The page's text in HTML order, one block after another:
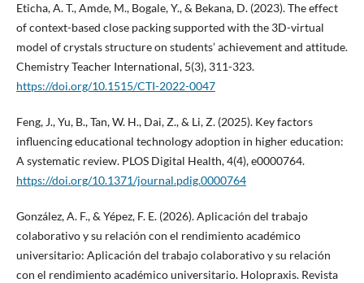
Eticha, A. T., Amde, M., Bogale, Y., & Bekana, D. (2023). The effect
of context-based close packing supported with the 3D-virtual
model of crystals structure on students’ achievement and attitude.
Chemistry Teacher International, 5(3), 311-323.
https://doi.org/10.1515/CTI-2022-0047
Feng, J., Yu, B., Tan, W. H., Dai, Z., & Li, Z. (2025). Key factors
influencing educational technology adoption in higher education:
A systematic review. PLOS Digital Health, 4(4), e0000764.
https://doi.org/10.1371/journal.pdig.0000764
González, A. F., & Yépez, F. E. (2026). Aplicación del trabajo
colaborativo y su relación con el rendimiento académico
universitario: Aplicación del trabajo colaborativo y su relación
con el rendimiento académico universitario. Holopraxis. Revista